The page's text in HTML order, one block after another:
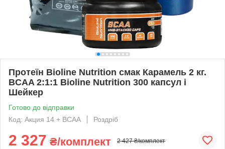
Протеїн Bioline Nutrition смак Карамель 2 кг.
BCAA 2:1:1 Bioline Nutrition 300 капсул і
Шейкер
Готово до відправки
Код: Акция 14 + BCAA
Роздріб
2 327 ₴/комплект 2 427 ₴/комплект